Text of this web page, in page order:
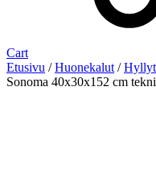
Cart
Etusivu /Huonekalut /Hyllyt
Sonoma 40x30x152 cm